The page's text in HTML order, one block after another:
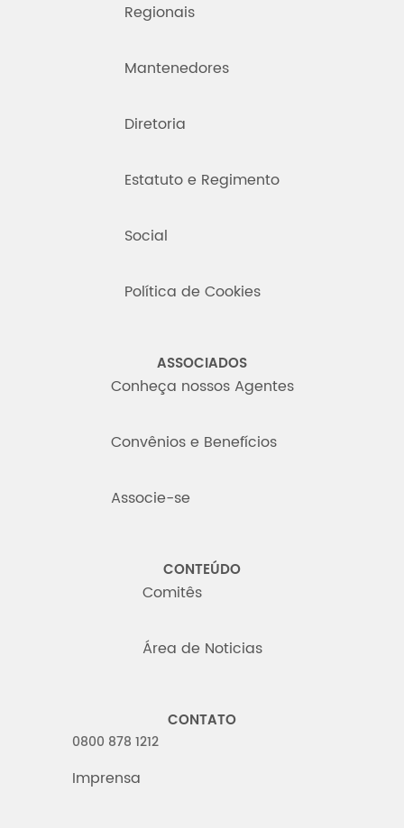
Regionais
Mantenedores
Diretoria
Estatuto e Regimento
Social
Política de Cookies
ASSOCIADOS
Conheça nossos Agentes
Convênios e Benefícios
Associe-se
CONTEÚDO
Comitês
Área de Noticias
CONTATO
0800 878 1212
Imprensa